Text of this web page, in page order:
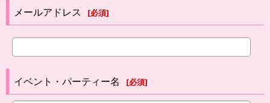
メールアドレス [必須]
イベント・パーティー名 [必須]